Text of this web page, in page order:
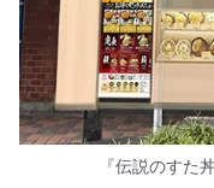
『伝説のすた